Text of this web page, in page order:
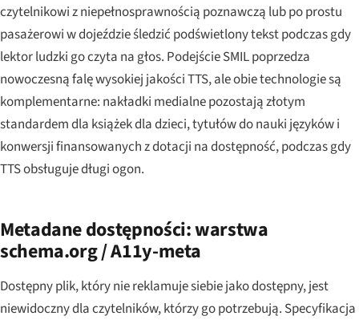
czytelnikowi z niepełnosprawnością poznawczą lub po prostu
pasażerowi w dojeździe śledzić podświetlony tekst podczas gdy
lektor ludzki go czyta na głos. Podejście SMIL poprzedza
nowoczesną falę wysokiej jakości TTS, ale obie technologie są
komplementarne: nakładki medialne pozostają złotym
standardem dla książek dla dzieci, tytułów do nauki języków i
konwersji finansowanych z dotacji na dostępność, podczas gdy
TTS obsługuje długi ogon.
Metadane dostępności: warstwa
schema.org / A11y-meta
Dostępny plik, który nie reklamuje siebie jako dostępny, jest
niewidoczny dla czytelników, którzy go potrzebują. Specyfikacja